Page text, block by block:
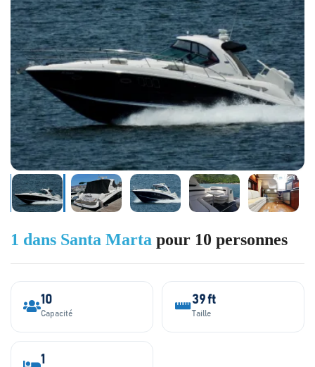
1 dans Santa Marta pour 10 personnes
10
Capacité
39 ft
Taille
1